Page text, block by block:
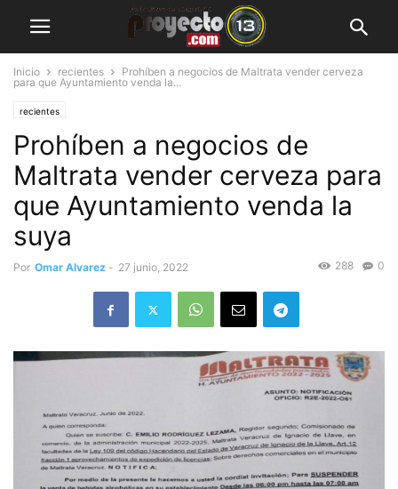
Inicio recientes
Prohíben a negocios de Maltrata vender cerveza
para que Ayuntamiento venda la...
recientes
Prohíben a negocios de
Maltrata vender cerveza para
que Ayuntamiento venda la
suya
Por Omar Alvarez - 27 junio, 2022 0
288